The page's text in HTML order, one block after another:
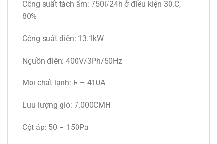
Công suất tách ẩm: 750l/24h ở điều kiện 30.C,
80%
Công suất điện: 13.1kW
Nguồn điện: 400V/3Ph/50Hz
Môi chất lạnh: R – 410A
Lưu lượng gió: 7.000CMH
Cột áp: 50 – 150Pa